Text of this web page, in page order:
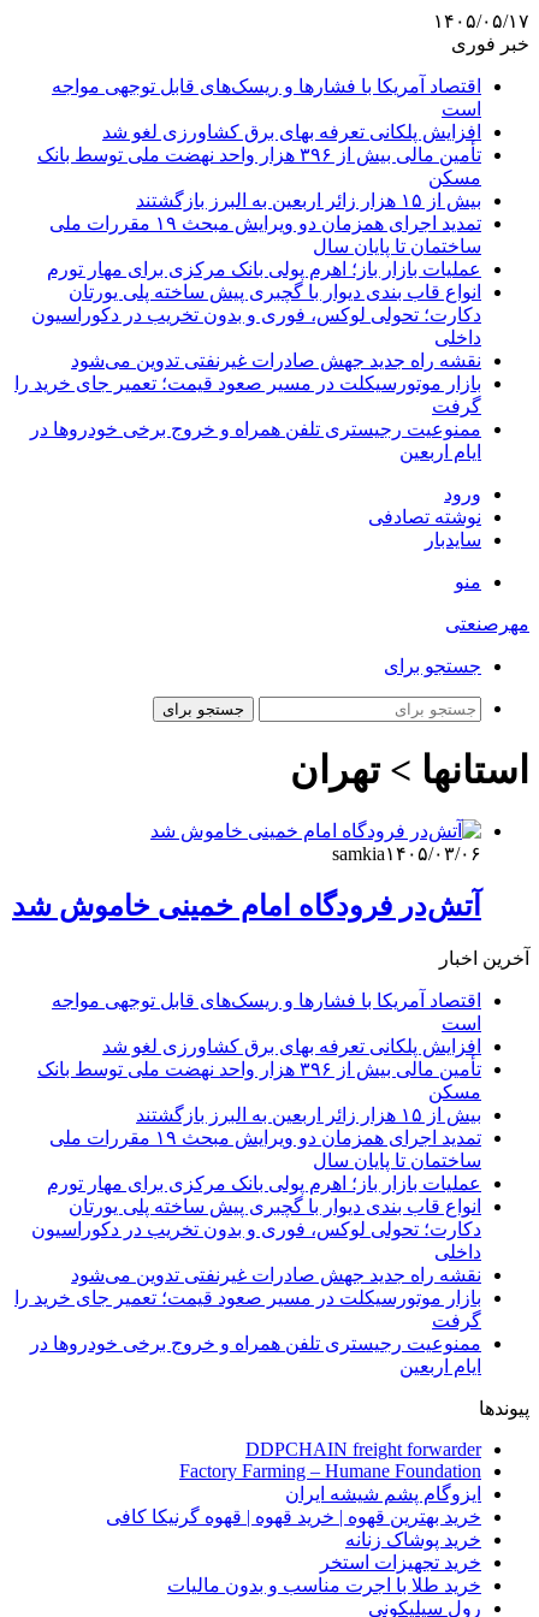
۱۴۰۵/۰۵/۱۷
خبر فوری
اقتصاد آمریکا با فشارها و ریسک‌های قابل توجهی مواجه
است
افزایش پلکانی تعرفه بهای برق کشاورزی لغو شد
تأمین مالی بیش از ۳۹۶ هزار واحد نهضت ملی توسط بانک
مسکن
بیش از ۱۵ هزار زائر اربعین به البرز بازگشتند
تمدید اجرای همزمان دو ویرایش مبحث ۱۹ مقررات ملی
ساختمان تا پایان سال
عملیات بازار باز؛ اهرم پولی بانک مرکزی برای مهار تورم
انواع قاب بندی دیوار با گچبری پیش ساخته پلی یورتان
دکارت؛ تحولی لوکس، فوری و بدون تخریب در دکوراسیون
داخلی
نقشه راه جدید جهش صادرات غیرنفتی تدوین می‌شود
بازار موتورسیکلت در مسیر صعود قیمت؛ تعمیر جای خرید را
گرفت
ممنوعیت رجیستری تلفن همراه و خروج برخی خودروها در
ایام اربعین
ورود
نوشته تصادفی
سایدبار
منو
مهرصنعتی
جستجو برای
جستجو برای
استانها > تهران
samkia۱۴۰۵/۰۳/۰۶
آتش‌در فرودگاه امام خمینی خاموش شد
آخرین اخبار
اقتصاد آمریکا با فشارها و ریسک‌های قابل توجهی مواجه
است
افزایش پلکانی تعرفه بهای برق کشاورزی لغو شد
تأمین مالی بیش از ۳۹۶ هزار واحد نهضت ملی توسط بانک
مسکن
بیش از ۱۵ هزار زائر اربعین به البرز بازگشتند
تمدید اجرای همزمان دو ویرایش مبحث ۱۹ مقررات ملی
ساختمان تا پایان سال
عملیات بازار باز؛ اهرم پولی بانک مرکزی برای مهار تورم
انواع قاب بندی دیوار با گچبری پیش ساخته پلی یورتان
دکارت؛ تحولی لوکس، فوری و بدون تخریب در دکوراسیون
داخلی
نقشه راه جدید جهش صادرات غیرنفتی تدوین می‌شود
بازار موتورسیکلت در مسیر صعود قیمت؛ تعمیر جای خرید را
گرفت
ممنوعیت رجیستری تلفن همراه و خروج برخی خودروها در
ایام اربعین
پیوندها
DDPCHAIN freight forwarder
Factory Farming – Humane Foundation
ایزوگام پشم شیشه ایران
خرید بهترین قهوه | خرید قهوه | قهوه گرنیکا کافی
خرید پوشاک زنانه
خرید تجهیزات استخر
خرید طلا با اجرت مناسب و بدون مالیات
رول سیلیکونی